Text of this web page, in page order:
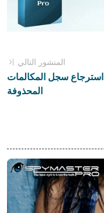
المنشور التالي
استرجاع سجل المكالمات
المحذوفة